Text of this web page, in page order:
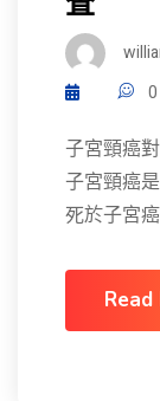
子宮頸癌
子宮頸癌
死於子宮
Read